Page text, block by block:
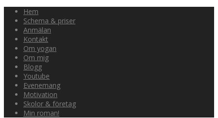
Hem
Schema & priser
Anmälan
Kontakt
Om yogan
Om mig
Blogg
Youtube
Evenemang
Motivation
Skolor & företag
Min roman!